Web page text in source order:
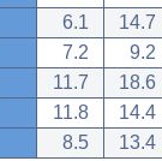
6.1
14.7
7.2
9.2
11.7
18.6
11.8
14.4
8.5 13.4